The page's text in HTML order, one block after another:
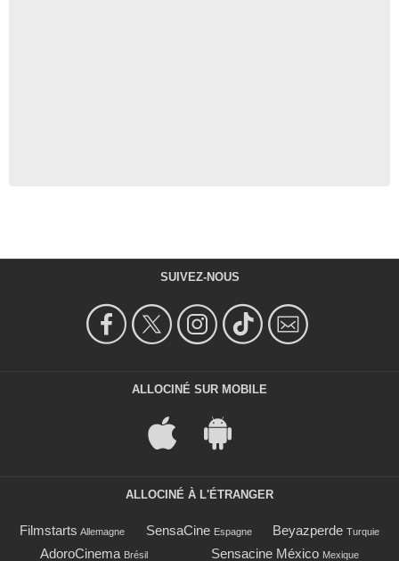
SUIVEZ-NOUS
ALLOCINÉ SUR MOBILE
ALLOCINÉ À L'ÉTRANGER
Filmstarts Allemagne SensaCine Espagne Beyazperde Turquie
AdoroCinema Brésil Sensacine México Mexique